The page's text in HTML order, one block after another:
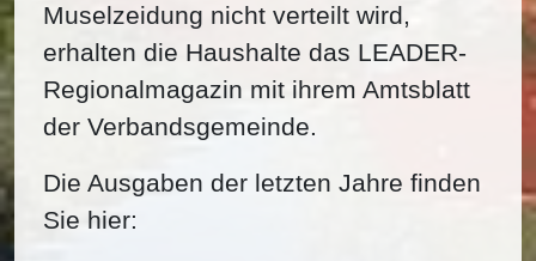
Muselzeidung nicht verteilt wird,
erhalten die Haushalte das LEADER-
Regionalmagazin mit ihrem Amtsblatt
der Verbandsgemeinde.
Die Ausgaben der letzten Jahre finden
Sie hier: